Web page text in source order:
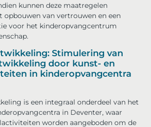
kunnen deze maatregelen
opbouwen van vertrouwen en een
voor het kinderopvangcentrum
Stimulering van
door kunst- en
in kinderopvangcentra
is een integraal onderdeel van het
in Deventer, waar
worden aangeboden om de